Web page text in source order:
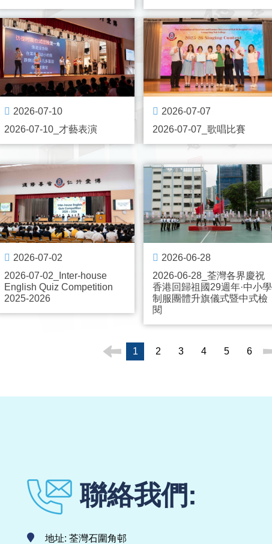
2026-07-10
2026-07-10_才藝表演
2026-07-07
2026-07-07_歌唱比賽
2026-07-02
2026-07-02_Inter-house
English Quiz Competition
2025-2026
2026-06-28
2026-06-28_荃灣各界慶祝
香港回歸祖國29週年·中小學
制服團體升旗儀式暨中式檢
閱
1 2 3 4 5 6
聯絡我們:
地址: 荃灣石圍角邨